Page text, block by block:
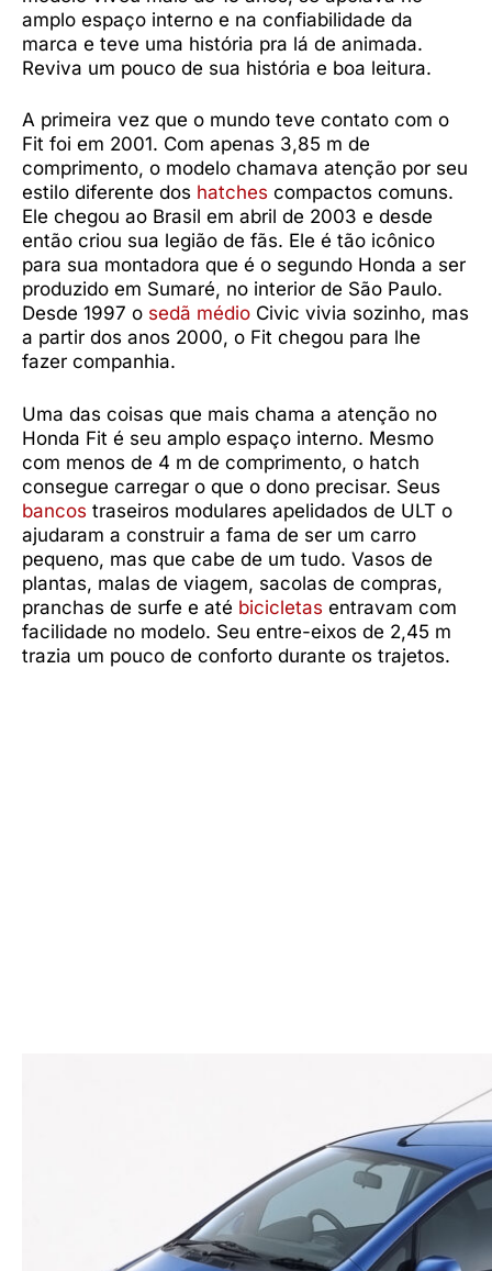
amplo espaço interno e na confiabilidade da
marca e teve uma história pra lá de animada.
Reviva um pouco de sua história e boa leitura.
A primeira vez que o mundo teve contato com o
Fit foi em 2001. Com apenas 3,85 m de
comprimento, o modelo chamava atenção por seu
estilo diferente dos hatches compactos comuns.
Ele chegou ao Brasil em abril de 2003 e desde
então criou sua legião de fãs. Ele é tão icônico
para sua montadora que é o segundo Honda a ser
produzido em Sumaré, no interior de São Paulo.
Desde 1997 o sedã médio Civic vivia sozinho, mas
a partir dos anos 2000, o Fit chegou para lhe
fazer companhia.
Uma das coisas que mais chama a atenção no
Honda Fit é seu amplo espaço interno. Mesmo
com menos de 4 m de comprimento, o hatch
consegue carregar o que o dono precisar. Seus
bancos traseiros modulares apelidados de ULT o
ajudaram a construir a fama de ser um carro
pequeno, mas que cabe de um tudo. Vasos de
plantas, malas de viagem, sacolas de compras,
pranchas de surfe e até bicicletas entravam com
facilidade no modelo. Seu entre-eixos de 2,45 m
trazia um pouco de conforto durante os trajetos.